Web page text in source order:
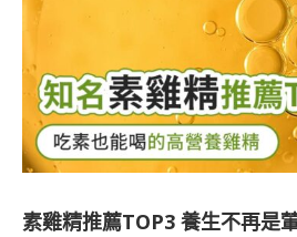
素雞精推薦TOP3 養生不再是